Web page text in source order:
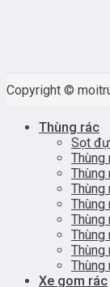
Copyright ©
Thùng rác
Sọt
Thùng
Thùng
Thùng
Thùng
Thùng
Thùng
Thùng
Thùng
Xe gom rác